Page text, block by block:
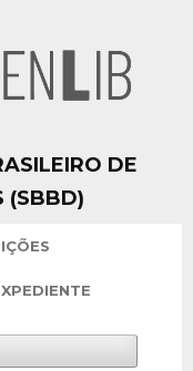
DE
(SBBD)